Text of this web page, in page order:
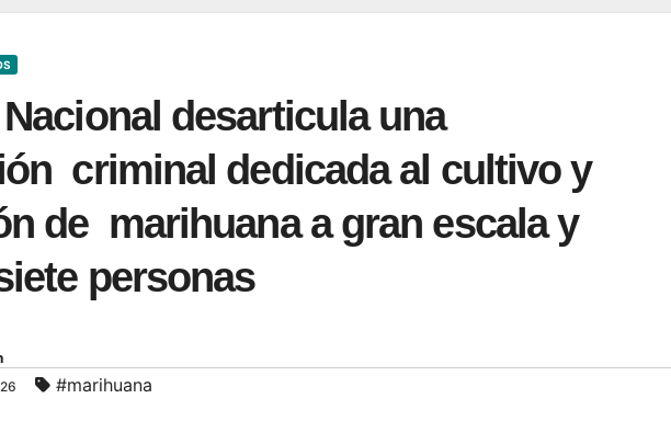
desarticula una
criminal dedicada al cultivo y
de marihuana a gran escala y
personas
#marihuana